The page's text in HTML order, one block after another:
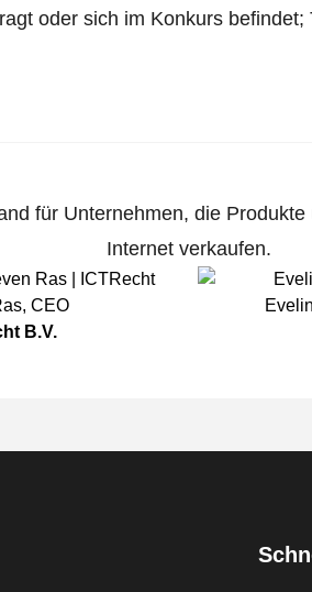
oder sich im Konkurs
für Unternehmen, die
Internet verkaufen.
, CEO
B.V.